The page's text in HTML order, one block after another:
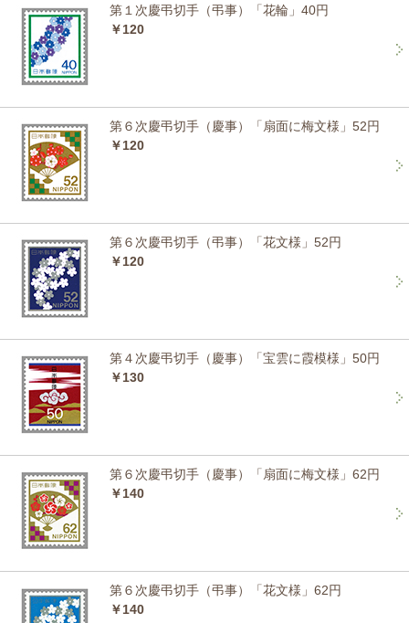
第１次慶弔切手（弔事）「花輪」40円
￥120
第６次慶弔切手（慶事）「扇面に梅文様」52円
￥120
第６次慶弔切手（弔事）「花文様」52円
￥120
第４次慶弔切手（慶事）「宝雲に霞模様」50円
￥130
第６次慶弔切手（慶事）「扇面に梅文様」62円
￥140
第６次慶弔切手（弔事）「花文様」62円
￥140